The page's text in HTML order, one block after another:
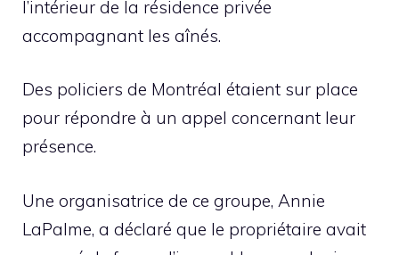
l’intérieur de la résidence privée
accompagnant les aînés.
Des policiers de Montréal étaient sur place
pour répondre à un appel concernant leur
présence.
Une organisatrice de ce groupe, Annie
LaPalme, a déclaré que le propriétaire avait